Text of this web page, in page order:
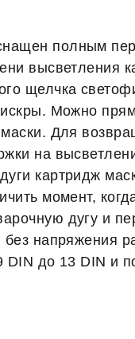
полным
высветления
щелчка
Можно
Для
на
картридж
момент,
дугу и
напряжения
до 13 DIN и